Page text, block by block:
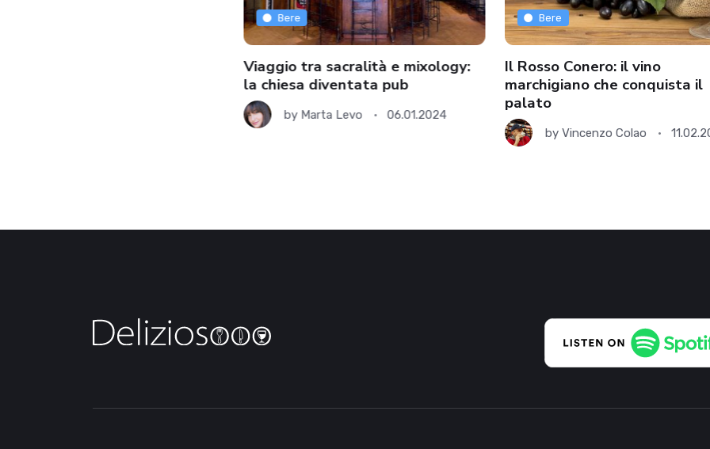
Bere
Viaggio tra sacralità e mixology:
la chiesa diventata pub
by Marta Levo 06.01.2024
Bere
Il Rosso Conero: il vino
marchigiano che conquista il
palato
by Vincenzo Colao